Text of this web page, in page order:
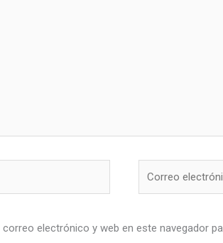
electrónico*
correo electrónico y web en este navegador